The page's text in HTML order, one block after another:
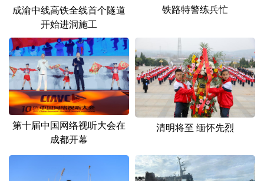
成渝中线高铁全线首个隧道
开始进洞施工
铁路特警练兵忙
第十届中国网络视听大会在
成都开幕
清明将至 缅怀先烈